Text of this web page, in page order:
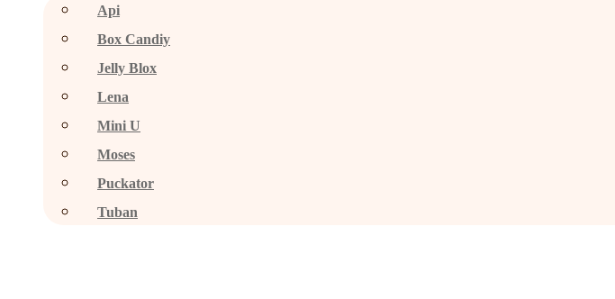
Api
Box Candiy
Jelly Blox
Lena
Mini U
Moses
Puckator
Tuban